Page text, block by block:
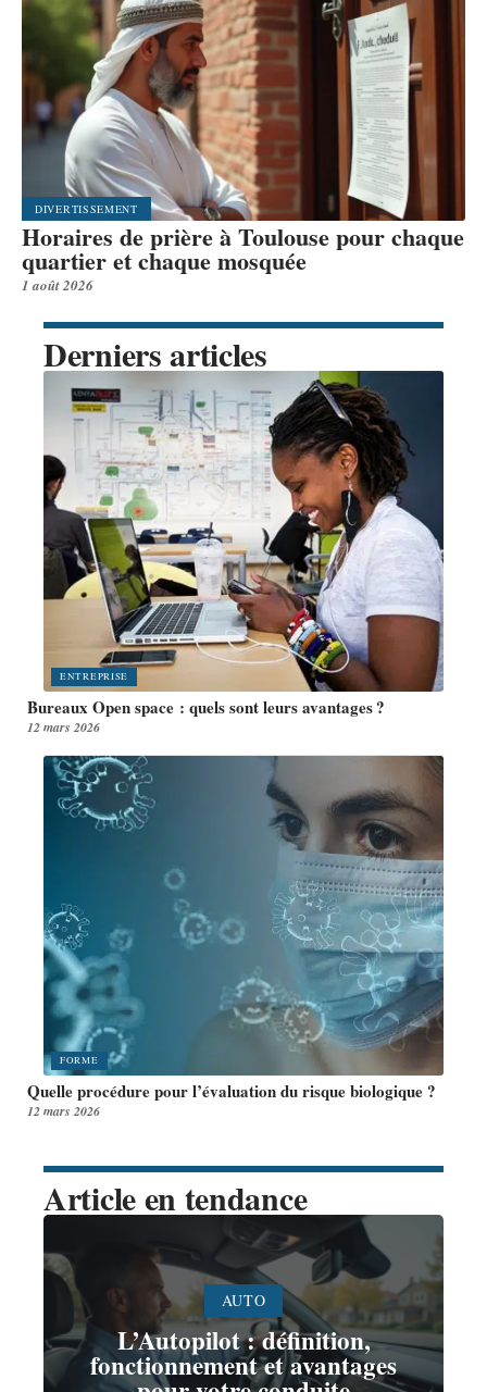
DIVERTISSEMENT
Horaires de prière à Toulouse pour chaque
quartier et chaque mosquée
1 août 2026
Derniers articles
ENTREPRISE
Bureaux Open space : quels sont leurs avantages ?
12 mars 2026
FORME
Quelle procédure pour l’évaluation du risque biologique ?
12 mars 2026
Article en tendance
AUTO
L’Autopilot : définition,
fonctionnement et avantages